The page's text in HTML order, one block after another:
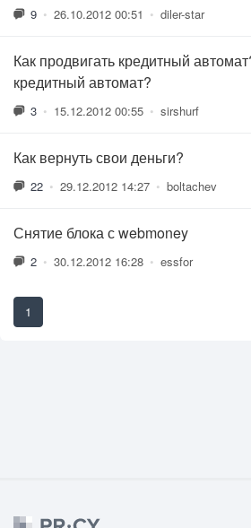
9 • 26.10.2012 00:51 • diler-star
Как продвигать кредитный
кредитный автомат?
3 • 15.12.2012 00:55 • sirshurf
Как вернуть свои деньги?
22 • 29.12.2012 14:27 • boltachev
Снятие блока с webmoney
2 • 30.12.2012 16:28 • essfor
1